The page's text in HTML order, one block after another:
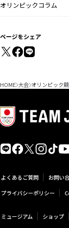
オリンピックコラム
ページをシェア
HOME 大会 オリンピック
よくあるご質問 お問い
プライバシーポリシー
ミュージアム ショップ